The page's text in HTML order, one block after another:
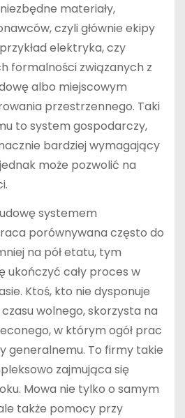
materiały,
czyli głównie ekipy
elektryka, czy
formalności związanych z
albo miejscowym
przestrzennego. Taki
to system gospodarczy,
bardziej wymagający
może pozwolić na
systemem
porównywana często do
na pół etatu, tym
ukończyć cały proces w
Ktoś, kto nie dysponuje
wolnego, skorzysta na
w którym ogół prac
generalnemu. To firmy takie
zajmująca się
Mowa nie tylko o samym
także pomocy przy